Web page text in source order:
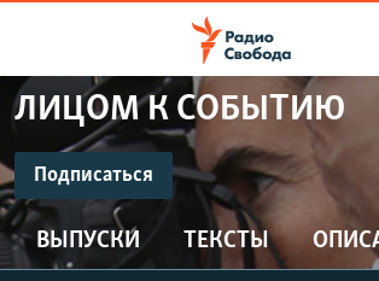
упрощенного
доступа
Вернуться
к
основному
содержанию
ПРОГРАММЫ
ПОДКАСТЫ
АВТОРСКИЕ ПРОЕКТЫ
ЦИТАТЫ СВОБОДЫ
ЛИЦОМ К СОБЫТИЮ
Подписаться
ПОДПИСАТЬСЯ
ВЫПУСКИ ТЕКСТЫ